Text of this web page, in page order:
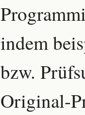
indem
bzw.
Original-